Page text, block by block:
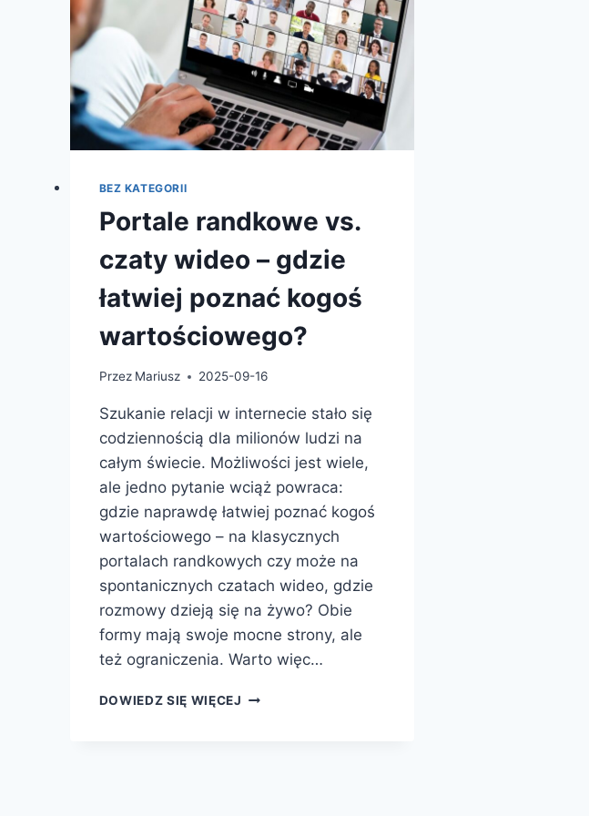
BEZ KATEGORII
Portale randkowe vs.
czaty wideo – gdzie
łatwiej poznać kogoś
wartościowego?
Przez Mariusz 2025-09-16
Szukanie relacji w internecie stało się
codziennością dla milionów ludzi na
całym świecie. Możliwości jest wiele,
ale jedno pytanie wciąż powraca:
gdzie naprawdę łatwiej poznać kogoś
wartościowego – na klasycznych
portalach randkowych czy może na
spontanicznych czatach wideo, gdzie
rozmowy dzieją się na żywo? Obie
formy mają swoje mocne strony, ale
też ograniczenia. Warto więc…
DOWIEDZ SIĘ WIĘCEJ PORTALE